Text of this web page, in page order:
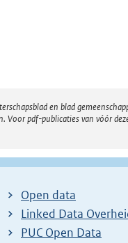
en blad
pdf-publicaties van vóór
Open data
Linked Data
PUC Open Data